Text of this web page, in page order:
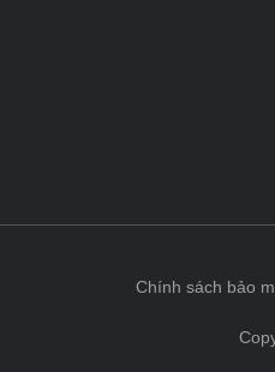
Chính sách bảo